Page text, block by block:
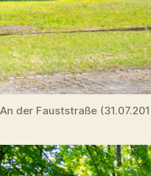
An der Fauststraße